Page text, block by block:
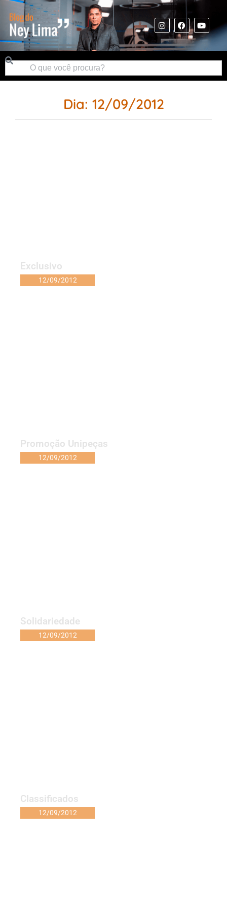
Dia: 12/09/2012
Exclusivo
12/09/2012
Promoção Unipeças
12/09/2012
Solidariedade
12/09/2012
Classificados
12/09/2012